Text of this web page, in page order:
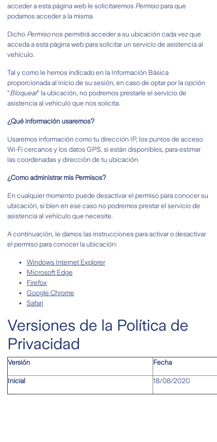
acceder a esta página web le solicitaremos Permisopara que
podamos acceder a la misma.
Dicho Permisonos permitirá acceder a su ubicación cada vez que
acceda a esta página web para solicitar un servicio de asistencia al
vehículo.
Tal y como le hemos indicado en la Información Básica
proporcionada al inicio de su sesión, en caso de optar por la opción
“Bloquear” la ubicación, no podremos prestarle el servicio de
asistencia al vehículo que nos solicita.
¿Qué información usaremos?
Usaremos información como tu dirección IP, los puntos de acceso
Wi-Fi cercanos y los datos GPS, si están disponibles, para estimar
las coordenadas y dirección de tu ubicación.
¿Como administrar mis Permisos?
En cualquier momento puede desactivar el permiso para conocer su
ubicación, si bien en ese caso no podremos prestar el servicio de
asistencia al vehículo que necesite.
A continuación, le damos las instrucciones para activar o desactivar
el permiso para conocer la ubicación:
Windows Internet Explorer
Microsoft Edge
Firefox
Google Chrome
Safari
Versiones de la Política de
Privacidad
Versión Fecha
Inicial 18/08/2020